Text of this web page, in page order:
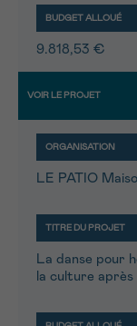
9.818,53 €
LE PATIO
La danse pour
la culture après